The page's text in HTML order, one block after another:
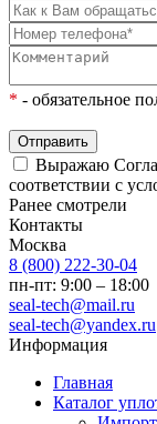
* - обязательное
Отправить
Выражаю
соответствии с
Ранее смотрели
Контакты
Москва
8 (800) 222-30-04
пн-пт: 9:00 – 18:00
seal-tech@mail.ru
seal-tech@yandex.ru
Информация
Главная
Каталог